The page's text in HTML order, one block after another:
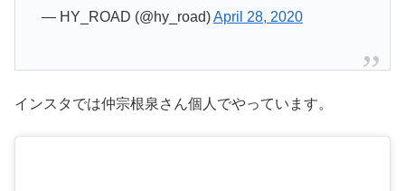
— HY_ROAD (@hy_road)April 28, 2020
インスタでは仲宗根泉さん個人でやっています。